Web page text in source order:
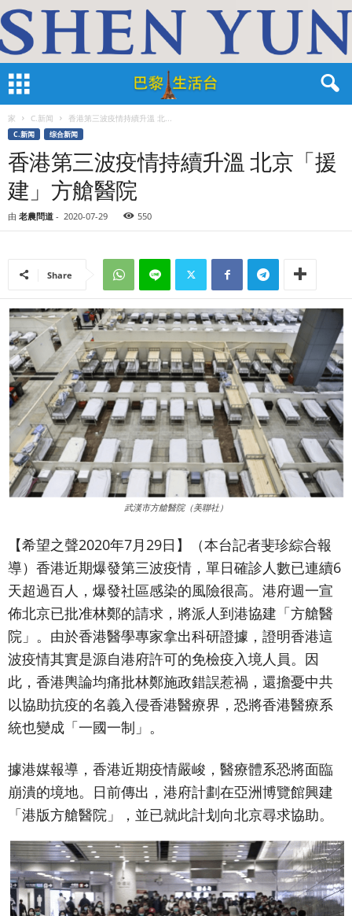
家 C.新闻 香港第三波疫情持續升溫 北...
C.新闻 综合新闻
香港第三波疫情持續升溫 北京「援
建」方艙醫院
由 老農問道 - 2020-07-29 550
Share
武漢市方艙醫院（美聯社）
【希望之聲2020年7月29日】（本台記者斐珍綜合報
導） 香港近期爆發第三波疫情，單日確診人數已連續6
天超過百人，爆發社區感染的風險很高。港府週一宣
佈北京已批准林鄭的請求，將派人到港協建「方艙醫
院」。由於香港醫學專家拿出科研證據，證明香港這
波疫情其實是源自港府許可的免檢疫入境人員。因
此，香港輿論均痛批林鄭施政錯誤惹禍，還擔憂中共
以協助抗疫的名義入侵香港醫療界，恐將香港醫療系
統也變成「一國一制」。
據港媒報導，香港近期疫情嚴峻，醫療體系恐將面臨
崩潰的境地。日前傳出，港府計劃在亞洲博覽館興建
「港版方艙醫院」，並已就此計划向北京尋求協助。